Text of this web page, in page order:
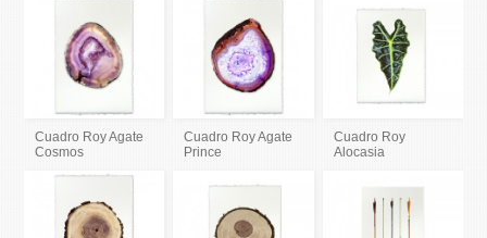
Cuadro Roy Agate
Cosmos
Cuadro Roy Agate
Prince
Cuadro Roy
Alocasia